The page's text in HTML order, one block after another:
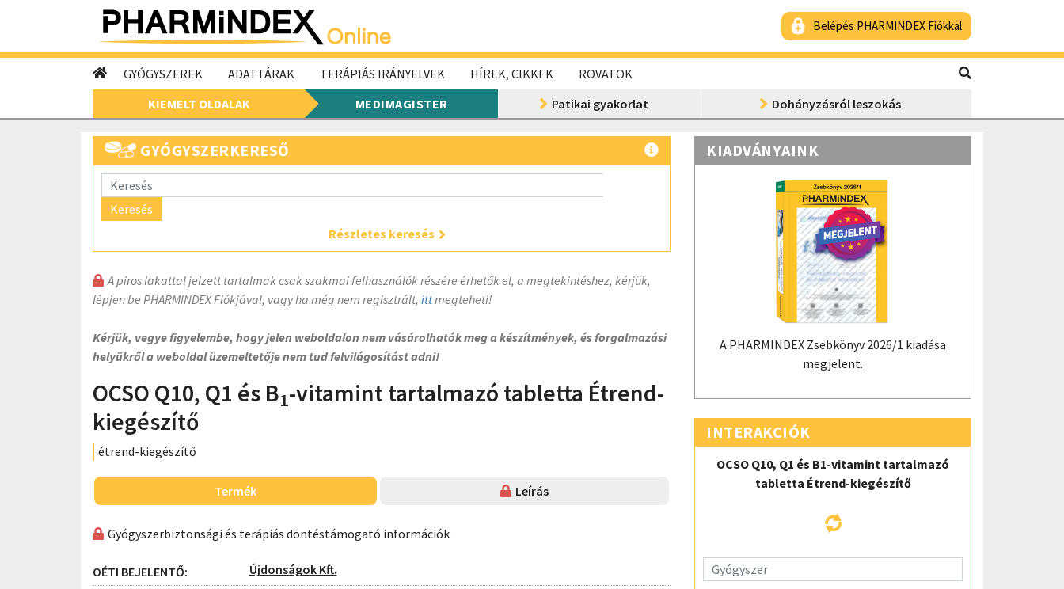
Belépés PHARMINDEX Fiókkal
GYÓGYSZEREK ADATTÁRAK TERÁPIÁS IRÁNYELVEK HÍREK, CIKKEK
ROVATOK
KIEMELT OLDALAK
MEDIMAGISTER Patikai gyakorlat Dohányzásról leszokás
GYÓGYSZERKERESŐ
Keresés
Részletes keresés
A piros lakattal jelzett tartalmak csak szakmai felhasználók részére érhetők el, a megtekintéshez, kérjük,
lépjen be PHARMINDEX Fiókjával, vagy ha még nem regisztrált, ittmegteheti!
Kérjük, vegye figyelembe, hogy jelen weboldalon nem vásárolhatók meg a készítmények, és forgalmazási
helyükről a weboldal üzemeltetője nem tud felvilágosítást adni!
OCSO Q10, Q1 és B1-vitamint tartalmazó tabletta Étrend-
kiegészítő
étrend-kiegészítő
Termék Leírás
Gyógyszerbiztonsági és terápiás döntéstámogató információk
OÉTI BEJELENTŐ: Újdonságok Kft.
KIADVÁNYAINK
A PHARMINDEX Zsebkönyv 2026/1 kiadása
megjelent.
INTERAKCIÓK
OCSO Q10, Q1 és B1-vitamint tartalmazó
tabletta Étrend-kiegészítő